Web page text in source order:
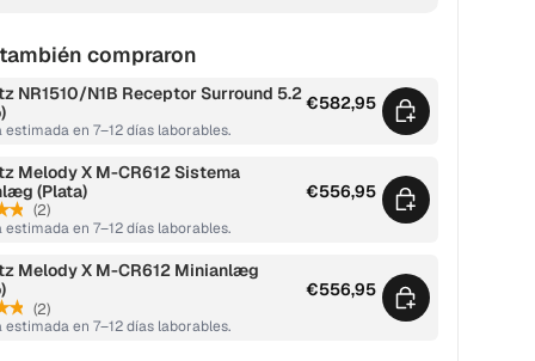
compraron
NR1510/N1B Receptor Surround 5.2€582,95
estimada en 7–12 días laborables.
Melody X M-CR612 Sistema
(Plata)
(2)
€556,95
estimada en 7–12 días laborables.
Melody X M-CR612 Minianlæg
(2)
€556,95
estimada en 7–12 días laborables.